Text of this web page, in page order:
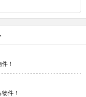
！
件！